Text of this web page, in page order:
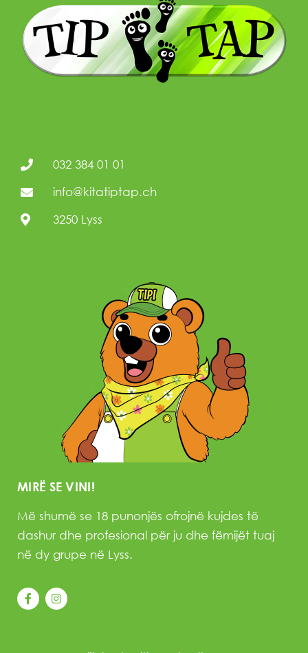
032 384 01 01
info@kitatiptap.ch
3250 Lyss
MIRË SE VINI!
Më shumë se 18 punonjës ofrojnë kujdes të
dashur dhe profesional për ju dhe fëmijët tuaj
në dy grupe në Lyss.